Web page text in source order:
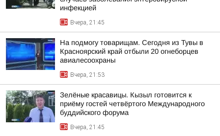
инфекцией
Вчера, 21:45
На подмогу товарищам. Сегодня из Тувы в
Красноярский край отбыли 20 огнеборцев
авиалесоохраны
Вчера, 21:53
Зелёные красавицы. Кызыл готовится к
приёму гостей четвёртого Международного
буддийского форума
Вчера, 21:45